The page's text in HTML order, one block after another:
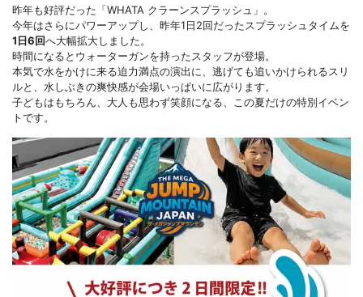
昨年も好評だった「WHATA クラーンスプラッシュ」。
今年はさらにパワーアップし、昨年1日2回だったスプラッシュタイムを
1日6回へ大幅拡大しました。
時間になるとウォーターガンを持ったスタッフが登場。
本気で水をかけに来る迫力満点の演出に、逃げても追いかけられるスリ
ルと、水しぶきの爽快感が会場いっぱいに広がります。
子どもはもちろん、大人も思わず笑顔になる、この夏だけの特別イベン
トです。